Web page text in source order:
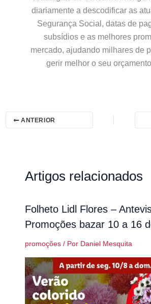
diariamente a descodificar as
Segurança Social, datas de
subsídios e as melhores
mercado, ajudando milhares de
gerir melhor o seu
ANTERIOR
Artigos relacionados
Folheto Lidl Flores –
Promoções bazar 10 a 16
promoções/ Por Daniel Mesquita